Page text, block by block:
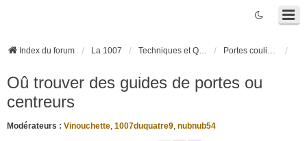
Index du forum La 1007 Techniques et Questions Portes coulissantes électriques
Oû trouver des guides de portes ou
centreurs
Modérateurs : Vinouchette, 1007duquatre9, nubnub54